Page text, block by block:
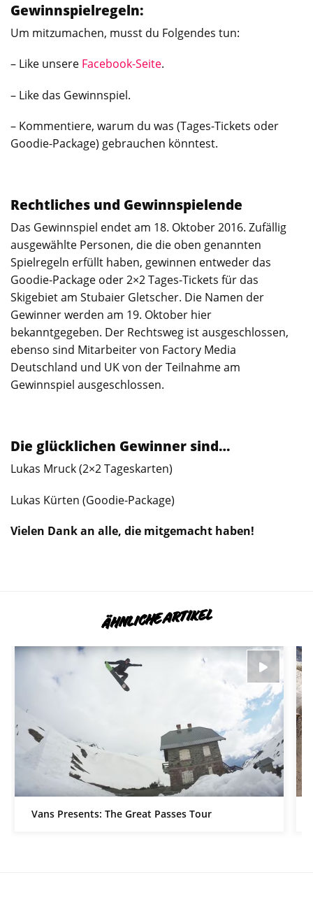
Gewinnspielregeln:
Um mitzumachen, musst du Folgendes tun:
– Like unsere Facebook-Seite.
– Like das Gewinnspiel.
– Kommentiere, warum du was (Tages-Tickets oder
Goodie-Package) gebrauchen könntest.
Rechtliches und Gewinnspielende
Das Gewinnspiel endet am 18. Oktober 2016. Zufällig
ausgewählte Personen, die die oben genannten
Spielregeln erfüllt haben, gewinnen entweder das
Goodie-Package oder 2×2 Tages-Tickets für das
Skigebiet am Stubaier Gletscher. Die Namen der
Gewinner werden am 19. Oktober hier
bekanntgegeben. Der Rechtsweg ist ausgeschlossen,
ebenso sind Mitarbeiter von Factory Media
Deutschland und UK von der Teilnahme am
Gewinnspiel ausgeschlossen.
Die glücklichen Gewinner sind…
Lukas Mruck (2×2 Tageskarten)
Lukas Kürten (Goodie-Package)
Vielen Dank an alle, die mitgemacht haben!
ÄHNLICHE ARTIKEL
Vans Presents: The Great Passes Tour